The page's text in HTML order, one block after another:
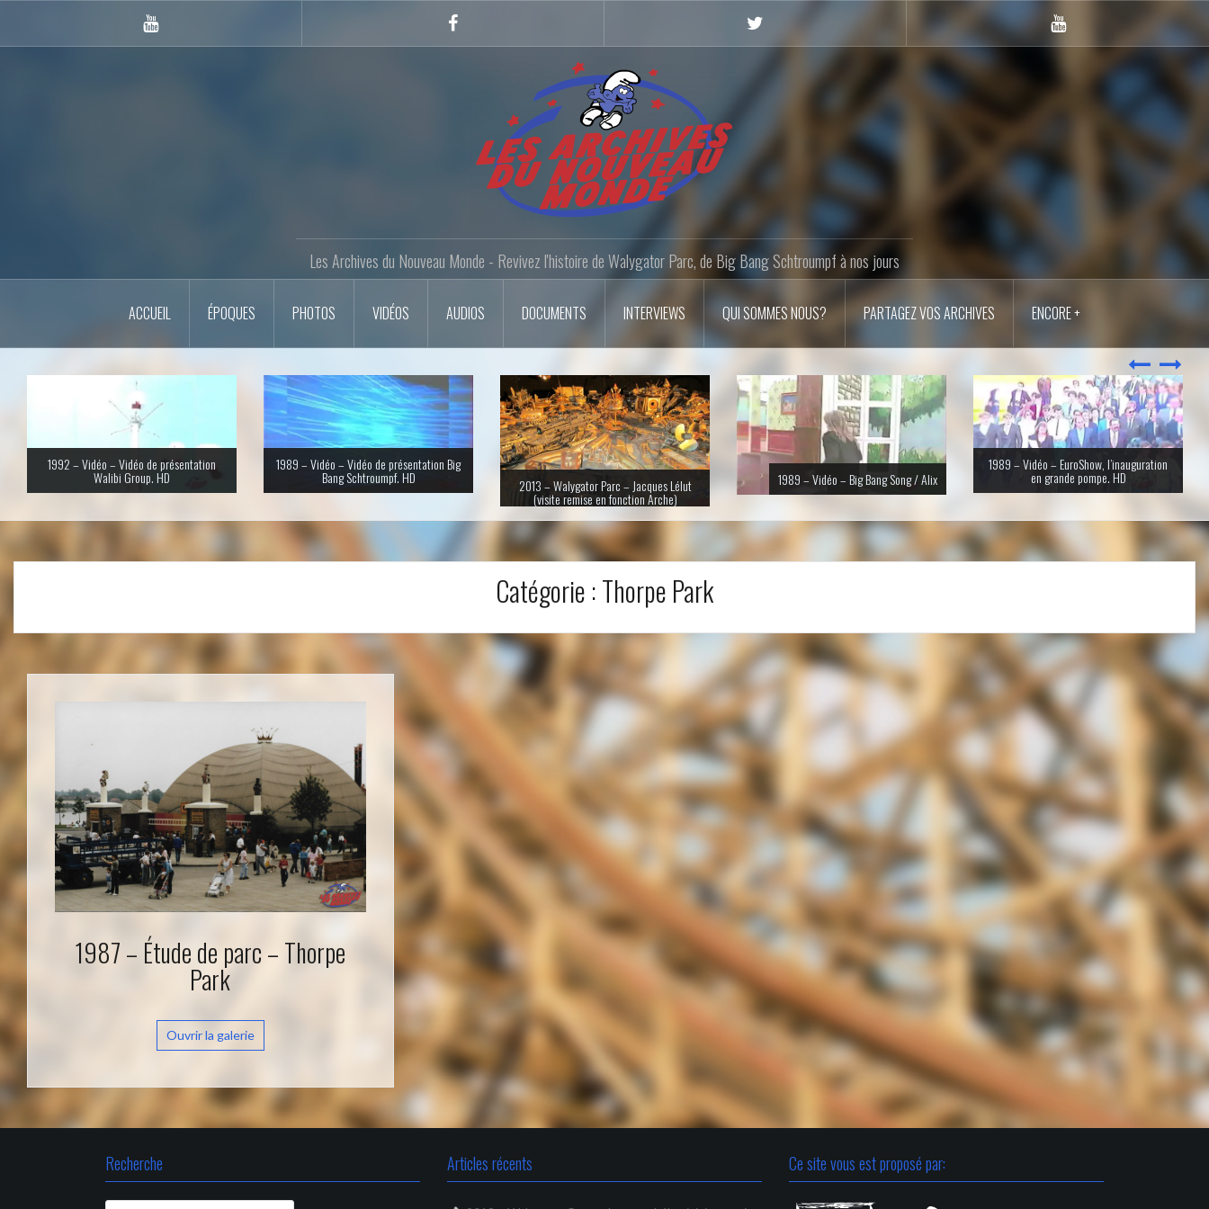
content
Youtube
Gazette
Youtube
LANM
Les Archives du Nouveau Monde - Revivez l'histoire de Walygator Parc, de Big Bang Schtroumpf à nos jours
ACCUEIL ÉPOQUES PHOTOS VIDÉOS AUDIOS DOCUMENTS INTERVIEWS QUI SOMMES NOUS? PARTAGEZ VOS ARCHIVES ENCORE +
1992 – Vidéo – Vidéo de présentation
Walibi Group. HD
1989 – Vidéo – Vidéo de présentation Big
Bang Schtroumpf. HD 2013 – Walygator Parc – Jacques Lélut
(visite remise en fonction Arche)
1989 – Vidéo – Big Bang Song / Alix
1989 – Vidéo – EuroShow, l’inauguration
en grande pompe. HD
Catégorie :Thorpe Park
1987 – Étude de parc – Thorpe
Park
Ouvrir la galerie
Recherche Articles récents Ce site vous est proposé par: